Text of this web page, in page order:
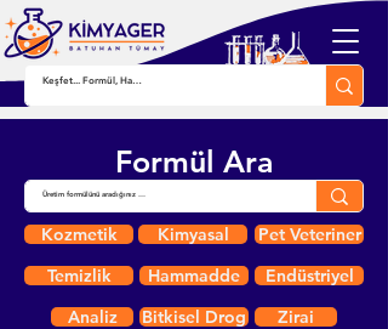
Formül Ara
Kozmetik Kimyasal
Pet Veteriner
Temizlik
Hammadde
Endüstriyel
Analiz
Bitkisel Drog Zirai